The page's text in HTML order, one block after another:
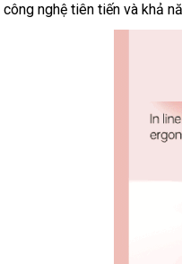
công nghệ tiên tiến voucher
và khả